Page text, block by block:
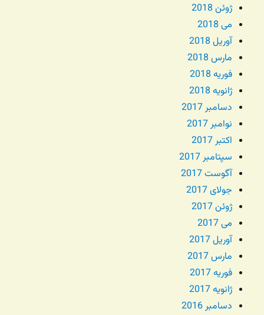
ژوئن 2018
می 2018
آوریل 2018
مارس 2018
فوریه 2018
ژانویه 2018
دسامبر 2017
نوامبر 2017
اکتبر 2017
سپتامبر 2017
آگوست 2017
جولای 2017
ژوئن 2017
می 2017
آوریل 2017
مارس 2017
فوریه 2017
ژانویه 2017
دسامبر 2016